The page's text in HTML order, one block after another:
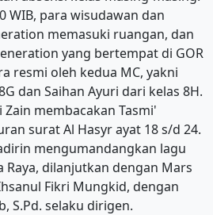
WIB, para wisudawan dan
memasuki ruangan, dan
yang bertempat di GOR
resmi oleh kedua MC, yakni
dan Saihan Ayuri dari kelas 8H.
membacakan Tasmi'
surat Al Hasyr ayat 18 s/d 24.
mengumandangkan lagu
Raya, dilanjutkan dengan Mars
Fikri Mungkid, dengan
S.Pd. selaku dirigen.